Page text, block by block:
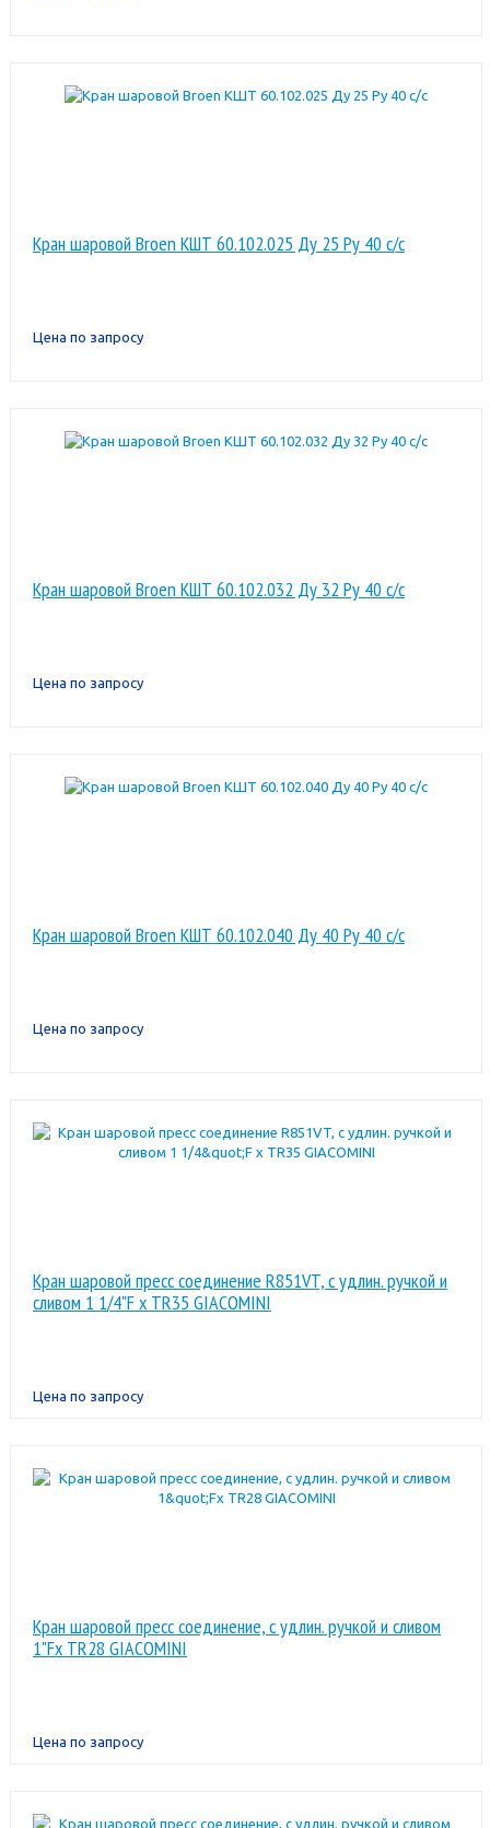
Кран шаровой Broen КШТ 60.102.025 Ду 25 Ру 40 с/с
Цена по запросу
Кран шаровой Broen КШТ 60.102.032 Ду 32 Ру 40 с/с
Цена по запросу
Кран шаровой Broen КШТ 60.102.040 Ду 40 Ру 40 с/с
Цена по запросу
Кран шаровой пресс соединение R851VT, с удлин. ручкой и
сливом 1 1/4"F x TR35 GIACOMINI
Цена по запросу
Кран шаровой пресс соединение, с удлин. ручкой и сливом
1"Fx TR28 GIACOMINI
Цена по запросу